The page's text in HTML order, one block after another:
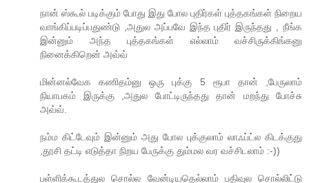
நான் ஸ்கூல் படிக்கும் போது இது போல புதிர்கள் புத்தகங்கள் நிறைய
வாங்கிப்படிப்பதுண்டு ,அதுல அப்பவே இந்த புதிர் இருந்தது , நீங்க
இன்னும் அந்த புத்தகங்கள் எல்லாம் வச்சிருக்கிங்கனு
நினைக்கிறென் அவ்வ்
மின்னல்வேக கணிதம்னு ஒரு புக்கு 5 ரூபா தான் ,பேருலாம்
நியாபகம் இருக்கு ,அதுல போட்டிருந்தது தான் மறந்து போச்சு
அவ்வ்.
நம்ம கிட்டேவும் இன்னும் அது போல புக்குலாம் லாஃப்ட்ல கிடக்குது
,தூசி தட்டி எடுத்தா நிறய பேருக்கு தும்மல வர வச்சிடலாம் :-))
பள்ளிக்கூடத்துல சொல்ல வேன்டியதெல்லாம் பதிவுல சொல்லிட்டு